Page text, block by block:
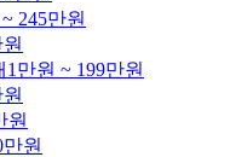
245만원
1만원 ~ 199만원
원
원